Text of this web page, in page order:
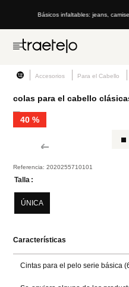
Básicos infaltables: jeans,
Accesorios Para el Cabello
colas para el cabello
40 %
Referencia:2020255710101
Talla
ÚNICA
Características
Cintas para el pelo serie básica